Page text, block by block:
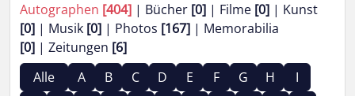
Autographen [404] Bücher [0] Filme [0]
Kunst
[0]
Musik [0] Photos [167]
Memorabilia
[0]
Zeitungen [6]
Alle
A B C D E F G H
I